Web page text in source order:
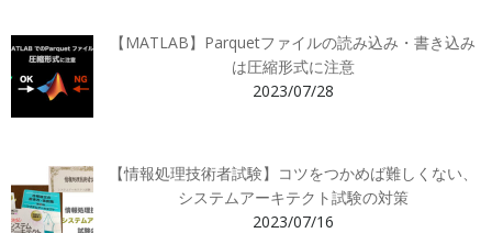
【MATLAB】Parquetファイルの読み込み・書き込み
は圧縮形式に注意
2023/07/28
【情報処理技術者試験】コツをつかめば難しくない、
システムアーキテクト試験の対策
2023/07/16